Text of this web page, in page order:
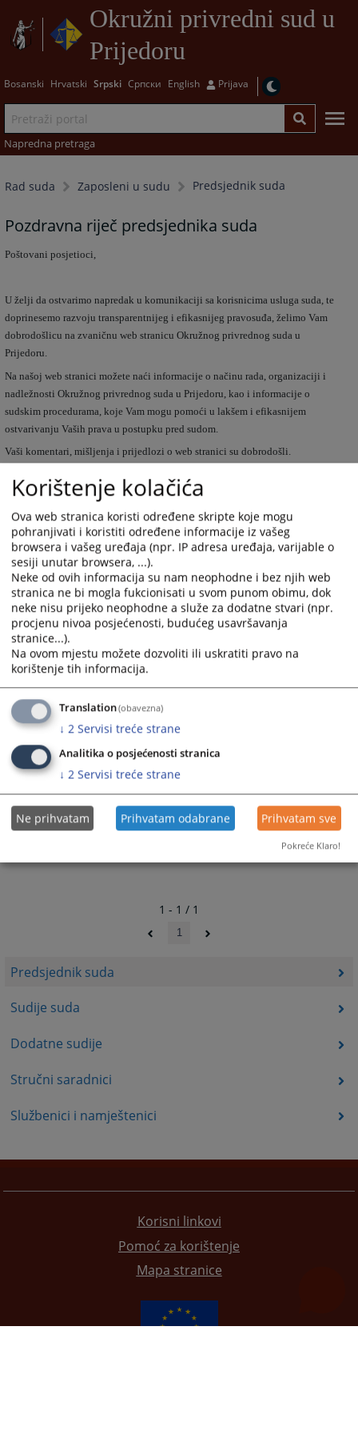
Okružni privredni sud u
Prijedoru
Bosanski Hrvatski Srpski Српски English Prijava
Napredna pretraga
Rad suda Zaposleni u sudu Predsjednik suda
Predsjednik suda
Sudije suda
Dodatne sudije
Stručni saradnici
Službenici i namještenici
Pozdravna riječ predsjednika suda
Poštovani posjetioci,
U želji da ostvarimo napredak u komunikaciji sa korisnicima usluga suda, te
doprinesemo razvoju transparentnijeg i efikasnijeg pravosuđa, želimo Vam
dobrodošlicu na zvaničnu web stranicu Okružnog privrednog suda u
Prijedoru.
Na našoj web stranici možete naći informacije o načinu rada, organizaciji i
nadležnosti Okružnog privrednog suda u Prijedoru, kao i informacije o
sudskim procedurama, koje Vam mogu pomoći u lakšem i efikasnijem
ostvarivanju Vaših prava u postupku pred sudom.
Vaši komentari, mišljenja i prijedlozi o web stranici su dobrodošli.
povjerenje građana u pravosudni sistem.
S poštovanjem,
Dijana Mazalić Nović,
predsjednik Okružnog privrednog suda u Prijedoru
4173 PREGLEDA
1 - 1 / 1
1
Korisni linkovi
Pomoć za korištenje
Mapa stranice
Korištenje kolačića
Ova web stranica koristi određene skripte koje mogu
pohranjivati i koristiti određene informacije iz vašeg
browsera i vašeg uređaja (npr. IP adresa uređaja, varijable o
sesiji unutar browsera, ...).
Neke od ovih informacija su nam neophodne i bez njih web
stranica ne bi mogla fukcionisati u svom punom obimu, dok
neke nisu prijeko neophodne a služe za dodatne stvari (npr.
procjenu nivoa posjećenosti, budućeg usavršavanja
stranice...).
Na ovom mjestu možete dozvoliti ili uskratiti pravo na
korištenje tih informacija.
Translation(obavezna)
↓ 2 Servisi treće strane
Analitika o posjećenosti stranica
↓ 2 Servisi treće strane
Ne prihvatam Prihvatam odabrane Prihvatam sve
Pokreće Klaro!